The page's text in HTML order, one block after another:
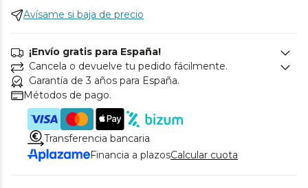
Avísame si baja de precio
¡Envío gratis para España!
Cancela o devuelve tu pedido fácilmente.
Garantía de 3 años para España.
Métodos de pago.
Transferencia bancaria
Financia a plazosCalcular cuota